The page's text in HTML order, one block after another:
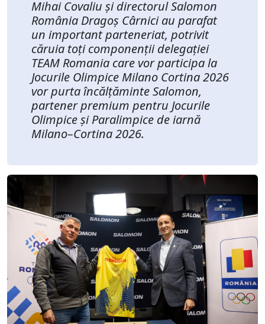
Mihai Covaliu și directorul Salomon
România Dragoș Cârnici au parafat
un important parteneriat, potrivit
căruia toți componenții delegației
TEAM Romania care vor participa la
Jocurile Olimpice Milano Cortina 2026
vor purta încălțăminte Salomon,
partener premium pentru Jocurile
Olimpice și Paralimpice de iarnă
Milano–Cortina 2026.